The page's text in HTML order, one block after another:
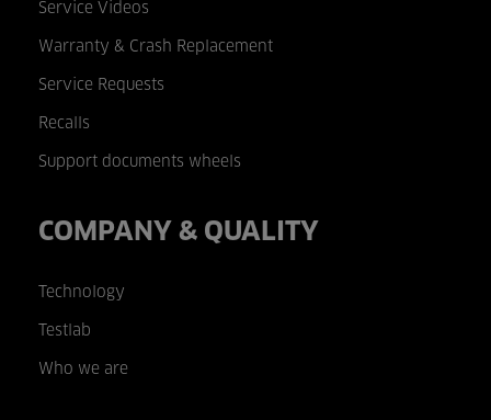
Service Videos
Warranty & Crash Replacement
Service Requests
Recalls
Support documents wheels
COMPANY & QUALITY
Technology
Testlab
Who we are